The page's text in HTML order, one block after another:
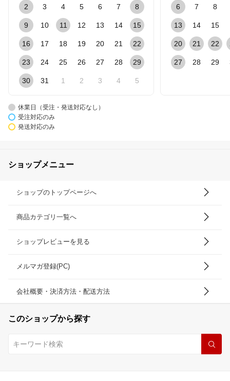
2 3 4 5 6 7 8
9 10 11 12 13 14 15
16 17 18 19 20 21 22
23 24 25 26 27 28 29
30 31 1 2 3 4 5
6 7 8
13 14 15
20 21 22
27 28 29
休業日（受注・発送対応なし）
受注対応のみ
発送対応のみ
ショップメニュー
ショップのトップページへ
商品カテゴリ一覧へ
ショップレビューを見る
メルマガ登録(PC)
会社概要・決済方法・配送方法
このショップから探す